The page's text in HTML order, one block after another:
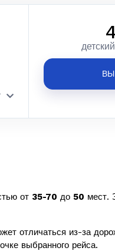
от 35-70 до 50 мест.
отличаться из-за
выбранного рейса.